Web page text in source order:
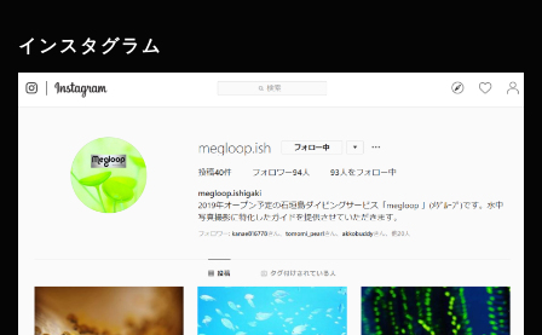
インスタグラム